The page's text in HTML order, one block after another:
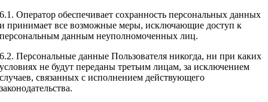
6.1. Оператор обеспечивает сохранность персональных данных
и принимает все возможные меры, исключающие доступ к
персональным данным неуполномоченных лиц.
6.2. Персональные данные Пользователя никогда, ни при каких
условиях не будут переданы третьим лицам, за исключением
случаев, связанных с исполнением действующего
законодательства.